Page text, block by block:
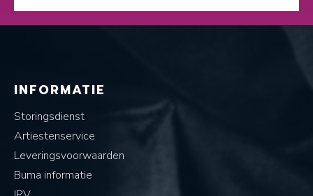
INFORMATIE
Storingsdienst
Artiestenservice
Leveringsvoorwaarden
Buma informatie